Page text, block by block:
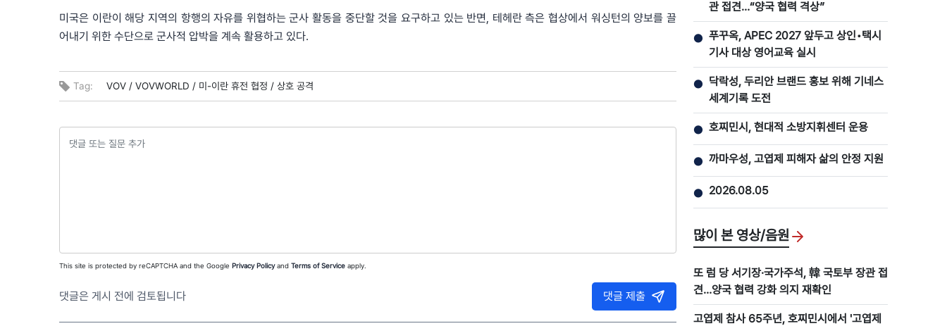
미국은 이란이 해당 지역의 항행의 자유를 위협하는 군사 활동을 중단할 것을 요구하고 있는 반면, 테헤란 측은 협상에서 워싱턴의 양보를 끌
어내기 위한 수단으로 군사적 압박을 계속 활용하고 있다.
Tag: VOV / VOVWORLD / 미-이란 휴전 협정 / 상호 공격
This site is protected by reCAPTCHA and the Google Privacy Policyand Terms of Service apply.
댓글은 게시 전에 검토됩니다 댓글 제출
관 접견…“양국 협력 격상”
● 푸꾸옥, APEC 2027 앞두고 상인•택시
기사 대상 영어교육 실시
● 닥락성, 두리안 브랜드 홍보 위해 기네스
세계기록 도전
● 호찌민시, 현대적 소방지휘센터 운용
● 까마우성, 고엽제 피해자 삶의 안정 지원
● 2026.08.05
많이 본 영상/음원
또 럼 당 서기장·국가주석, 韓 국토부 장관 접
견…양국 협력 강화 의지 재확인
고엽제 참사 65주년, 호찌민시에서 '고엽제